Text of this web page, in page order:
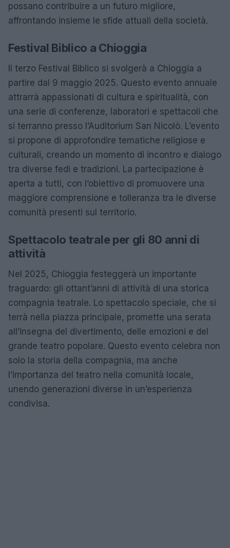
possano contribuire a un futuro migliore,
affrontando insieme le sfide attuali della società.
Festival Biblico a Chioggia
Il terzo Festival Biblico si svolgerà a Chioggia a
partire dal 9 maggio 2025. Questo evento annuale
attrarrà appassionati di cultura e spiritualità, con
una serie di conferenze, laboratori e spettacoli che
si terranno presso l’Auditorium San Nicolò. L’evento
si propone di approfondire tematiche religiose e
culturali, creando un momento di incontro e dialogo
tra diverse fedi e tradizioni. La partecipazione è
aperta a tutti, con l’obiettivo di promuovere una
maggiore comprensione e tolleranza tra le diverse
comunità presenti sul territorio.
Spettacolo teatrale per gli 80 anni di
attività
Nel 2025, Chioggia festeggerà un importante
traguardo: gli ottant’anni di attività di una storica
compagnia teatrale. Lo spettacolo speciale, che si
terrà nella piazza principale, promette una serata
all’insegna del divertimento, delle emozioni e del
grande teatro popolare. Questo evento celebra non
solo la storia della compagnia, ma anche
l’importanza del teatro nella comunità locale,
unendo generazioni diverse in un’esperienza
condivisa.